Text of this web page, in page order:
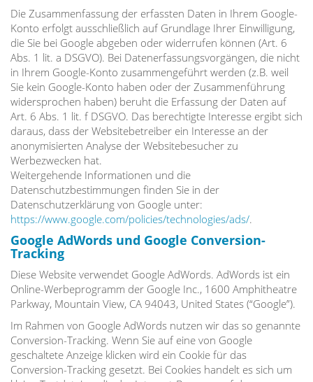
Die Zusammenfassung der erfassten Daten in Ihrem Google-
Konto erfolgt ausschließlich auf Grundlage Ihrer Einwilligung,
die Sie bei Google abgeben oder widerrufen können (Art. 6
Abs. 1 lit. a DSGVO). Bei Datenerfassungsvorgängen, die nicht
in Ihrem Google-Konto zusammengeführt werden (z.B. weil
Sie kein Google-Konto haben oder der Zusammenführung
widersprochen haben) beruht die Erfassung der Daten auf
Art. 6 Abs. 1 lit. f DSGVO. Das berechtigte Interesse ergibt sich
daraus, dass der Websitebetreiber ein Interesse an der
anonymisierten Analyse der Websitebesucher zu
Werbezwecken hat.
Weitergehende Informationen und die
Datenschutzbestimmungen finden Sie in der
Datenschutzerklärung von Google unter:
https://www.google.com/policies/technologies/ads/.
Google AdWords und Google Conversion-
Tracking
Diese Website verwendet Google AdWords. AdWords ist ein
Online-Werbeprogramm der Google Inc., 1600 Amphitheatre
Parkway, Mountain View, CA 94043, United States (“Google”).
Im Rahmen von Google AdWords nutzen wir das so genannte
Conversion-Tracking. Wenn Sie auf eine von Google
geschaltete Anzeige klicken wird ein Cookie für das
Conversion-Tracking gesetzt. Bei Cookies handelt es sich um